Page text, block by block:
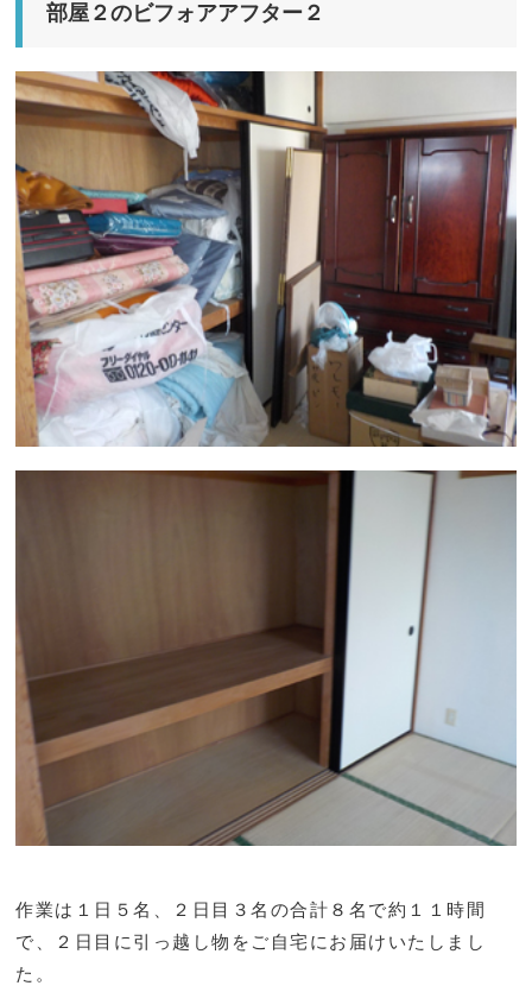
部屋２のビフォアアフター２
作業は１日５名、２日目３名の合計８名で約１１時間
で、２日目に引っ越し物をご自宅にお届けいたしまし
た。